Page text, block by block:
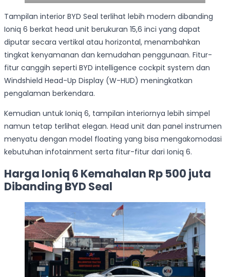
Tampilan interior BYD Seal terlihat lebih modern dibanding
Ioniq 6 berkat head unit berukuran 15,6 inci yang dapat
diputar secara vertikal atau horizontal, menambahkan
tingkat kenyamanan dan kemudahan penggunaan. Fitur-
fitur canggih seperti BYD intelligence cockpit system dan
Windshield Head-Up Display (W-HUD) meningkatkan
pengalaman berkendara.
Kemudian untuk Ioniq 6, tampilan interiornya lebih simpel
namun tetap terlihat elegan. Head unit dan panel instrumen
menyatu dengan model floating yang bisa mengakomodasi
kebutuhan infotainment serta fitur-fitur dari Ioniq 6.
Harga Ioniq 6 Kemahalan Rp 500 juta
Dibanding BYD Seal